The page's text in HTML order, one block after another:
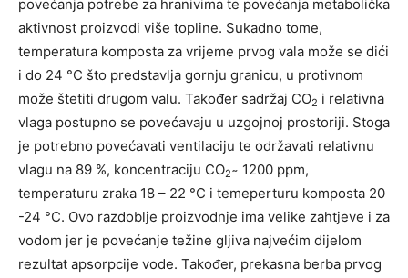
povećanja potrebe za hranivima te povećanja metabolička
aktivnost proizvodi više topline. Sukadno tome,
temperatura komposta za vrijeme prvog vala može se dići
i do 24 °C što predstavlja gornju granicu, u protivnom
može štetiti drugom valu. Također sadržaj CO2 i relativna
vlaga postupno se povećavaju u uzgojnoj prostoriji. Stoga
je potrebno povećavati ventilaciju te održavati relativnu
vlagu na 89 %, koncentraciju CO2̴ 1200 ppm,
temperaturu zraka 18 – 22 °C i temeperturu komposta 20
-24 °C. Ovo razdoblje proizvodnje ima velike zahtjeve i za
vodom jer je povećanje težine gljiva najvećim dijelom
rezultat apsorpcije vode. Također, prekasna berba prvog